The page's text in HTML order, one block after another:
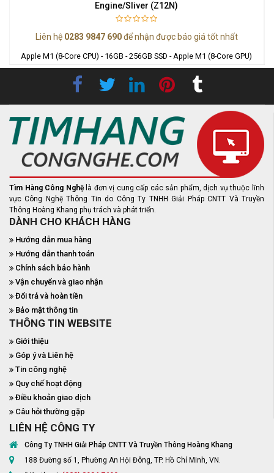
Engine/Sliver (Z12N)
Liên hệ 0283 9847 690để nhận được báo giá tốt nhất
Apple M1 (8-Core CPU) - 16GB - 256GB SSD - Apple M1 (8-Core GPU)
Tìm Hàng Công Nghệ là đơn vị cung cấp các sản phẩm, dịch vụ thuộc lĩnh
vực Công Nghệ Thông Tin do Công Ty TNHH Giải Pháp CNTT Và Truyền
Thông Hoàng Khang phụ trách và phát triển.
DÀNH CHO KHÁCH HÀNG
Hướng dẫn mua hàng
Hướng dẫn thanh toán
Chính sách bảo hành
Vận chuyển và giao nhận
Đổi trả và hoàn tiền
Bảo mật thông tin
THÔNG TIN WEBSITE
Giới thiệu
Góp ý và Liên hệ
Tin công nghệ
Quy chế hoạt động
Điều khoản giao dịch
Câu hỏi thường gặp
LIÊN HỆ CÔNG TY
Công Ty TNHH Giải Pháp CNTT Và Truyền Thông Hoàng Khang
188 Đường số 1, Phường An Hội Đông, TP. Hồ Chí Minh, VN.